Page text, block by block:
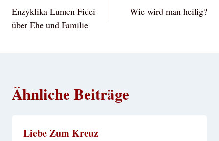
Enzyklika Lumen Fidei
über Ehe und Familie
Wie wird man heilig?
Ähnliche Beiträge
Liebe Zum Kreuz